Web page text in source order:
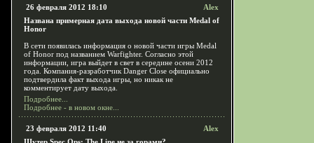
26 февраля 2012 18:10
Alex
Названа примерная дата выхода новой части Medal of
Honor
В сети появилась информация о новой части игры Medal
of Honor под названием Warfighter. Согласно этой
информации, игра выйдет в свет в середине осени 2012
года. Компания-разработчик Danger Close официально
подтвердила факт выхода игры, но никак не
комментирует дату выхода.
Подробнее...
Подробнее - в новом окне...
23 февраля 2012 11:40
Alex